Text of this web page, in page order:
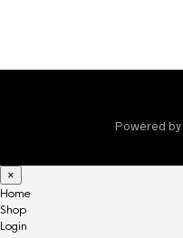
Powered by
×
Home
Shop
Login